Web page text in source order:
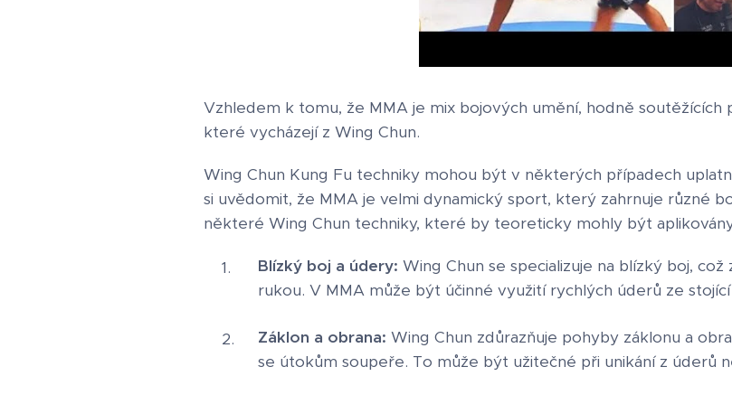
Vzhledem k tomu, že MMA je mix bojových umění, hodně soutěžících
které vycházejí z Wing Chun.
Wing Chun Kung Fu techniky mohou být v některých případech
si uvědomit, že MMA je velmi dynamický sport, který zahrnuje různé
některé Wing Chun techniky, které by teoreticky mohly být
Blízký boj a údery: Wing Chun se specializuje na blízký boj,
rukou. V MMA může být účinné využití rychlých úderů ze
Záklon a obrana: Wing Chun zdůrazňuje pohyby záklonu a
se útokům soupeře. To může být užitečné při unikání z úderů